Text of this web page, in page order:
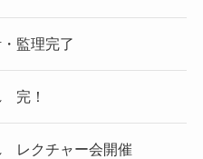
監理完了
完！
レクチャー会開催